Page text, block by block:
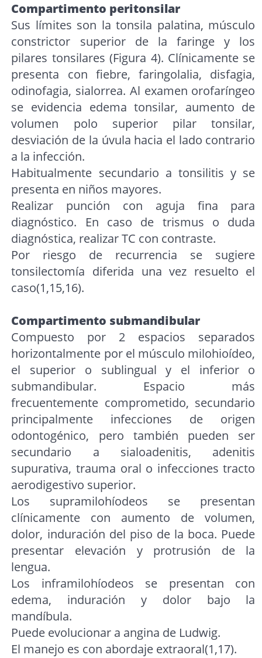
Compartimento peritonsilar
Sus límites son la tonsila palatina, músculo
constrictor superior de la faringe y los
pilares tonsilares (Figura 4). Clínicamente se
presenta con fiebre, faringolalia, disfagia,
odinofagia, sialorrea. Al examen orofaríngeo
se evidencia edema tonsilar, aumento de
volumen polo superior pilar tonsilar,
desviación de la úvula hacia el lado contrario
a la infección.
Habitualmente secundario a tonsilitis y se
presenta en niños mayores.
Realizar punción con aguja fina para
diagnóstico. En caso de trismus o duda
diagnóstica, realizar TC con contraste.
Por riesgo de recurrencia se sugiere
tonsilectomía diferida una vez resuelto el
caso(1,15,16).
Compartimento submandibular
Compuesto por 2 espacios separados
horizontalmente por el músculo milohioídeo,
el superior o sublingual y el inferior o
submandibular. Espacio más
frecuentemente comprometido, secundario
principalmente infecciones de origen
odontogénico, pero también pueden ser
secundario a sialoadenitis, adenitis
supurativa, trauma oral o infecciones tracto
aerodigestivo superior.
Los supramilohíodeos se presentan
clínicamente con aumento de volumen,
dolor, induración del piso de la boca. Puede
presentar elevación y protrusión de la
lengua.
Los inframilohíodeos se presentan con
edema, induración y dolor bajo la
mandíbula.
Puede evolucionar a angina de Ludwig.
El manejo es con abordaje extraoral(1,17).